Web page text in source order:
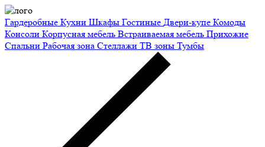
Гардеробные Кухни Шкафы Гостиные Двери-купе Комоды
Консоли Корпусная мебель Встраиваемая мебель Прихожие
Спальни Рабочая зона Стеллажи ТВ зоны Тумбы